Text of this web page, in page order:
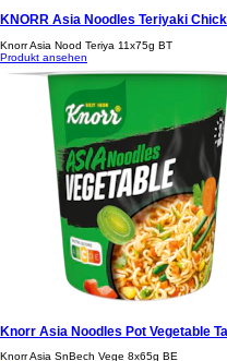
KNORR Asia Noodles Teriyaki
Knorr Asia Nood Teriya 11x75g BT
Produkt ansehen